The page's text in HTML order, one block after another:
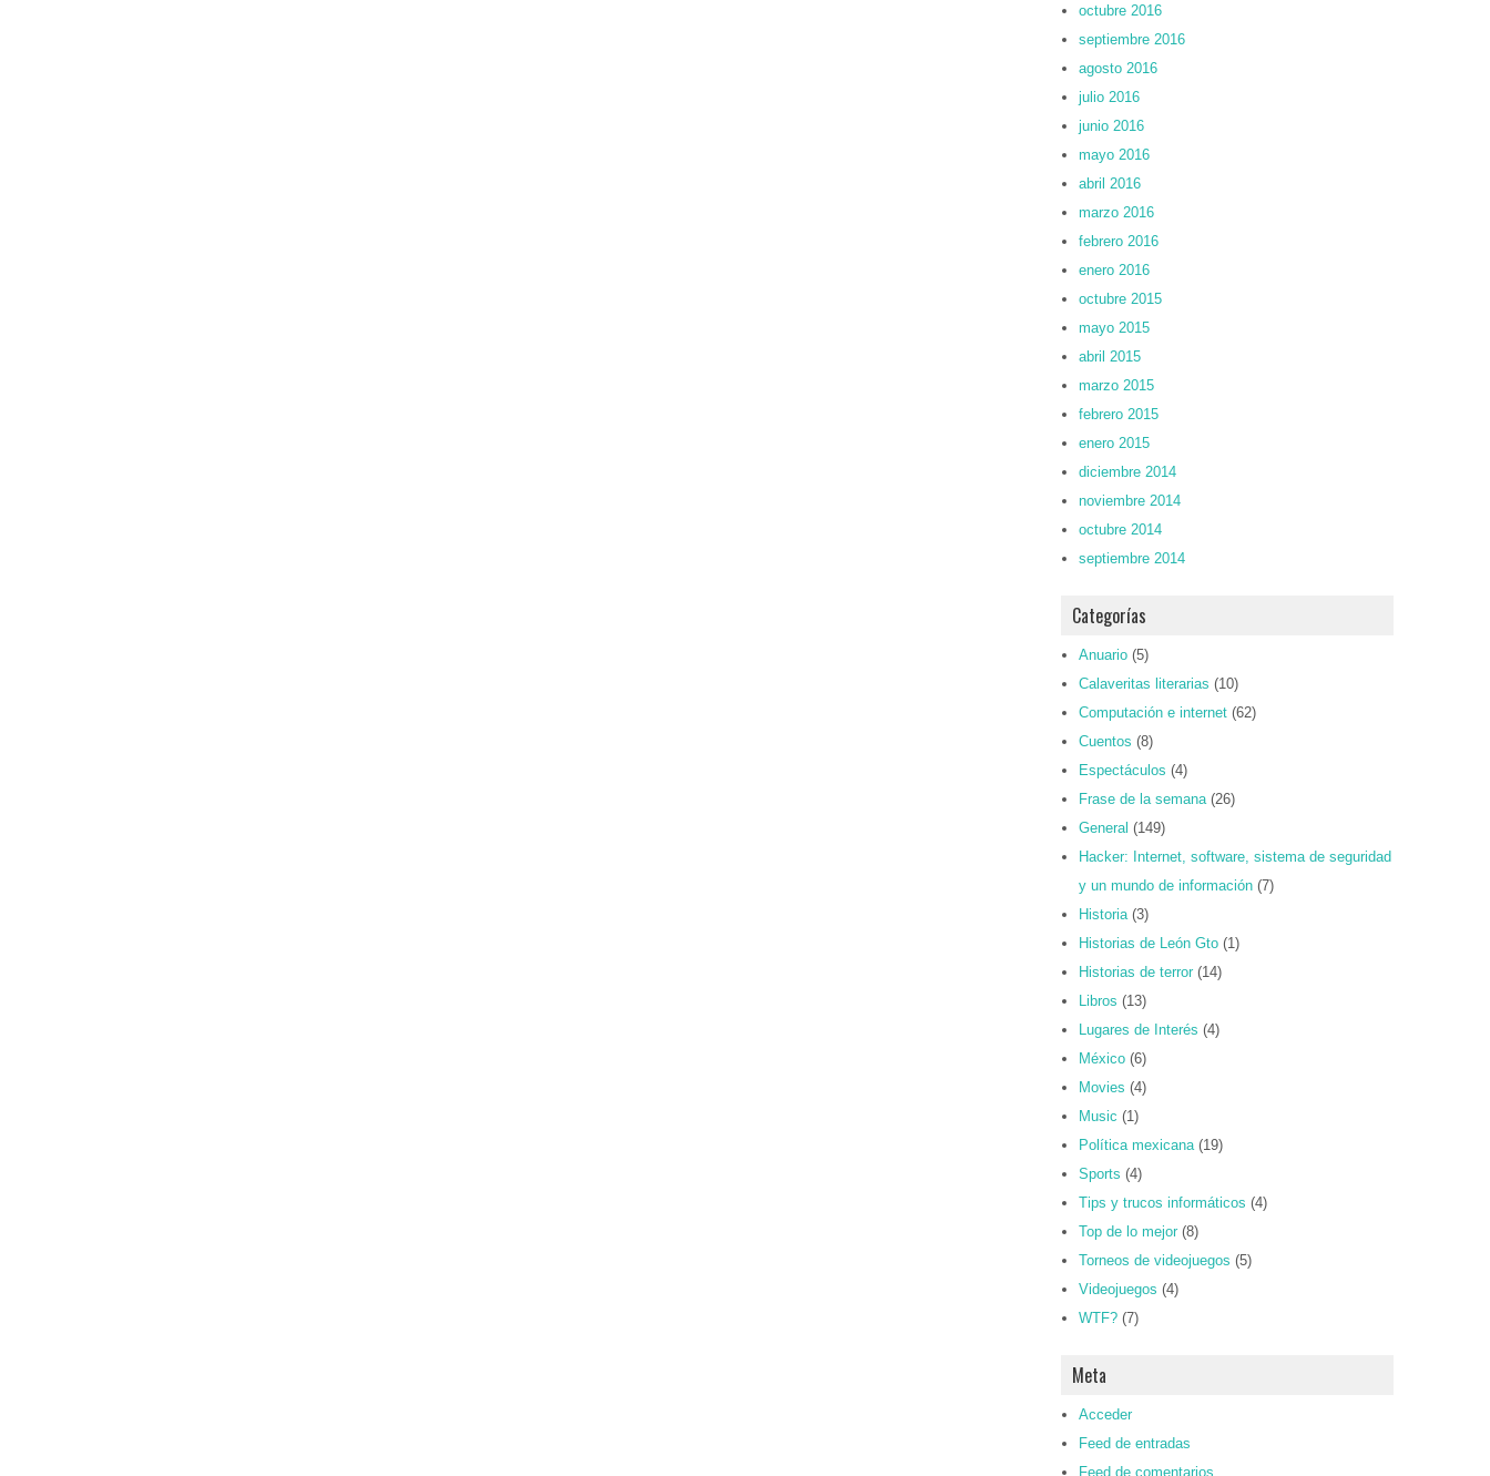
octubre 2016
septiembre 2016
agosto 2016
julio 2016
junio 2016
mayo 2016
abril 2016
marzo 2016
febrero 2016
enero 2016
octubre 2015
mayo 2015
abril 2015
marzo 2015
febrero 2015
enero 2015
diciembre 2014
noviembre 2014
octubre 2014
septiembre 2014
Categorías
Anuario (5)
Calaveritas literarias (10)
Computación e internet (62)
Cuentos (8)
Espectáculos (4)
Frase de la semana(26)
General (149)
Hacker: Internet, software, sistema de seguridad
y un mundo de información (7)
Historia(3)
Historias de León Gto (1)
Historias de terror (14)
Libros (13)
Lugares de Interés (4)
México (6)
Movies (4)
Music (1)
Política mexicana(19)
Sports (4)
Tips y trucos informáticos (4)
Top de lo mejor (8)
Torneos de videojuegos (5)
Videojuegos (4)
WTF? (7)
Meta
Acceder
Feed de entradas
Feed de comentarios